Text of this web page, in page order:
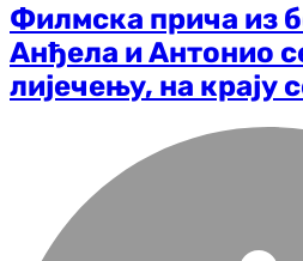
Филмска прича из
Анђела и Антонио
лијечењу, на крају